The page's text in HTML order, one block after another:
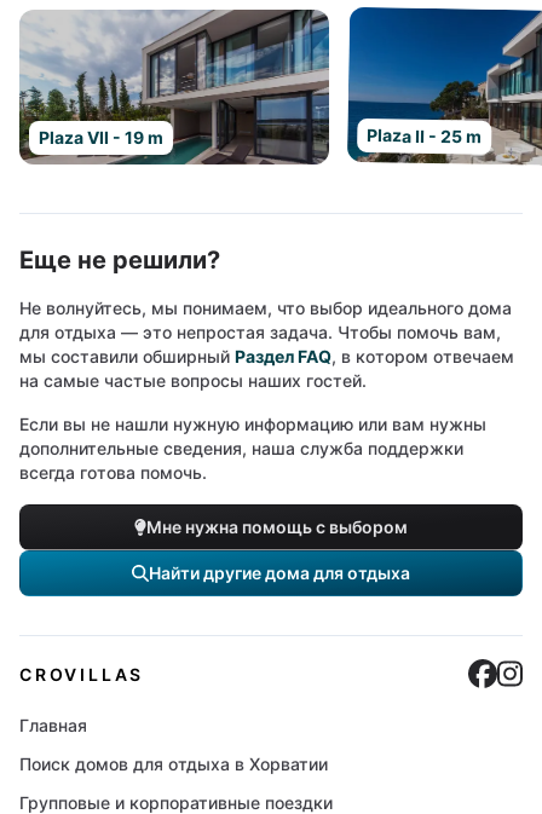
Plaza VII - 19 m Plaza II - 25 m
Еще не решили?
Не волнуйтесь, мы понимаем, что выбор идеального дома
для отдыха — это непростая задача. Чтобы помочь вам,
мы составили обширный Раздел FAQ, в котором отвечаем
на самые частые вопросы наших гостей.
Если вы не нашли нужную информацию или вам нужны
дополнительные сведения, наша служба поддержки
всегда готова помочь.
Мне нужна помощь с выбором
Найти другие дома для отдыха
CROVILLAS
Главная
Поиск домов для отдыха в Хорватии
Групповые и корпоративные поездки